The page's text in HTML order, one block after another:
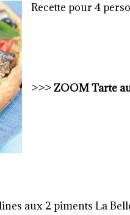
Recette pour 4
>>>ZOOMTarte
aux 2 piments La